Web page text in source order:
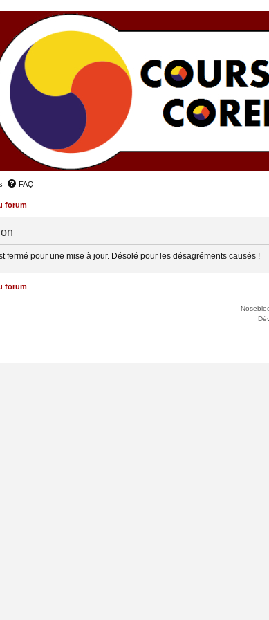
FAQ
forum
fermé pour une mise à jour. Désolé pour les désagréments causés !
forum